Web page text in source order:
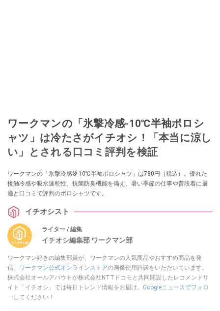
ワークマンの「氷撃冷感-10℃半袖ポロシ
ャツ」は冷たさがイチオシ！「本当に涼し
い」とされる口コミ評判を検証
ワークマンの「氷撃冷感®-10℃半袖ポロシャツ」は780円（税込）。優れた
接触冷感や吸水速乾性、抗菌防臭機能を備え、暑い季節の仕事や普段着に最
適と口コミで評判のポロシャツです。
イチオシスト
ライター / 編集
イチオシ編集部 ワークマン部
ワークマン好きの編集部員が、ワークマンの人気商品やおすすめ商品を発
信。 ワークマン公式オンラインストアの画像使用許諾をいただいています。
株式会社オールアバウトが株式会社NTTドコモと共同開設したレコメンドサ
イト「イチオシ」では毎日トレンド情報をお届け。 Googleニュースでフォロ
ー してください！